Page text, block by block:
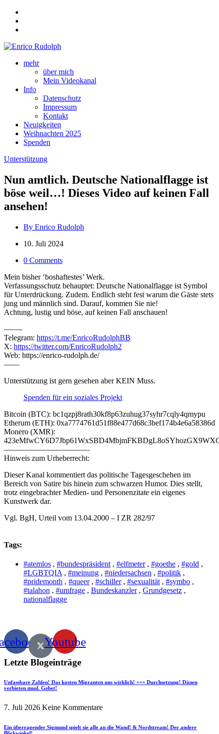
mehr
über mich
Mein Videokanal
Info
Datenschutz
Impressum
Kontakt
Neuigkeiten
Weihnachten 2025
Spenden
Unterstützung
Nun amtlich. Deutsche Nationalflagge ist
böse weil…! Dieses Video auf keinen Fall
ansehen!
By Enrico Rudolph
10. Juli 2024
0 Comments
Mein bisher ‘boshaftestes’ Werk.
Verfassungsschutz behauptet: Deutsche Nationalflagge ist Symbol
für Unterdrückung. Zudem. Endlich steht fest warum die Gäste stets
jung und männlich sind. Darauf, kommen Sie nie!
Achtung, lustig und böse, auf keinen Fall anschauen!
——-
Telegram: https://t.me/EnricoRudolphBB
X: https://twitter.com/EnricoRudolph2
Web: https://enrico-rudolph.de/
——
Unterstützung ist gern gesehen aber KEIN Muss.
Spenden für ein soziales Projekt
Bitcoin (BTC): bc1qzpj8rath30kf8p63zuhug37syhr7cqly4qmypu
Etherum (ETH): 0xa7774761d51f88e477d68c3bef174b4e6a58386d
Monero (XMR):
———————————
Hinweis zum Urheberrecht:
Dieser Kanal kommentiert das politische Tagesgeschehen im
Bereich von Satire bis hinein zum schwarzen Humor. Dies stellt,
trotz eingebrachter Medien- und Personenzitate ein eigenes
Kunstwerk dar.
Vgl. BgH, Urteil vom 13.04.2000 – I ZR 282/97
Tags:
#atemlos , #bundespräsident , #elfmeter, #goethe , #gold ,
#LGBTQIA , #meinung , #niedersachsen , #politik ,
#pridemonth , #queer, #schiller, #sexualität , #symbo ,
#talahon , #umfrage , Bundeskanzler, Grundgesetz ,
nationalflagge
Youtube
Letzte Blogeinträge
Unfassbare Zahlen! Das kosten Migranten uns wirklich! +++ Durchsetzung! Dänen
verbieten musl. Gebet!
7. Juli 2026 Keine Kommentare
Ein überragender Sigmund spielt sie alle an die Wand! & Nordstream! Der andere